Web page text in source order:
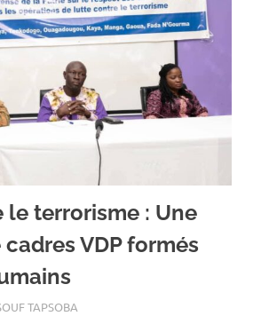
terrorisme : Une
VDP formés
TAPSOBA